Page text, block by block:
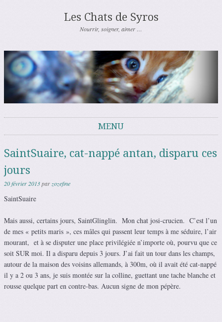
Les Chats de Syros
Nourrir, soigner, aimer …
MENU
SaintSuaire, cat-nappé antan, disparu ces
jours
20 février 2013parzozefine
SaintSuaire
Mais aussi, certains jours, SaintGlinglin. Mon chat josi-crucien. C’est l’un
de mes « petits maris », ces mâles qui passent leur temps à me séduire, l’air
mourant, et à se disputer une place privilégiée n’importe où, pourvu que ce
soit SUR moi. Il a disparu depuis 3 jours. J’ai fait un tour dans les champs,
autour de la maison des voisins allemands, à 300m, où il avait été cat-nappé
il y a 2 ou 3 ans, je suis montée sur la colline, guettant une tache blanche et
rousse quelque part en contre-bas. Aucun signe de mon pépère.